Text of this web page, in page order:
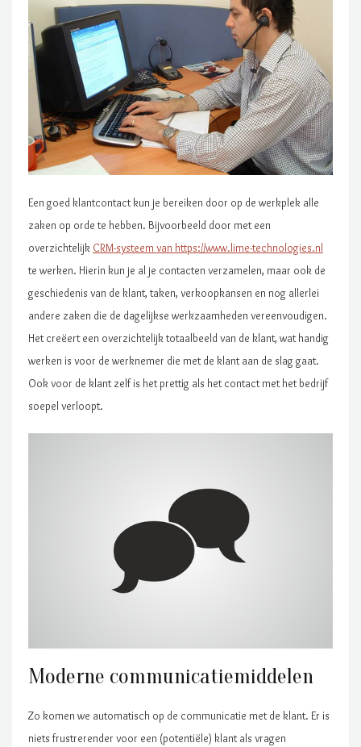
Een goed klantcontact kun je bereiken door op de werkplek alle
zaken op orde te hebben. Bijvoorbeeld door met een
overzichtelijk CRM-systeem van https://www.lime-technologies.nl
te werken. Hierin kun je al je contacten verzamelen, maar ook de
geschiedenis van de klant, taken, verkoopkansen en nog allerlei
andere zaken die de dagelijkse werkzaamheden vereenvoudigen.
Het creëert een overzichtelijk totaalbeeld van de klant, wat handig
werken is voor de werknemer die met de klant aan de slag gaat.
Ook voor de klant zelf is het prettig als het contact met het bedrijf
soepel verloopt.
Moderne communicatiemiddelen
Zo komen we automatisch op de communicatie met de klant. Er is
niets frustrerender voor een (potentiële) klant als vragen